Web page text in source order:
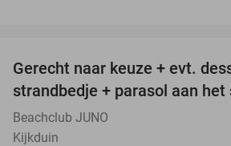
Gerecht naar keuze + evt.
strandbedje + parasol aan het
Beachclub JUNO
Kijkduin